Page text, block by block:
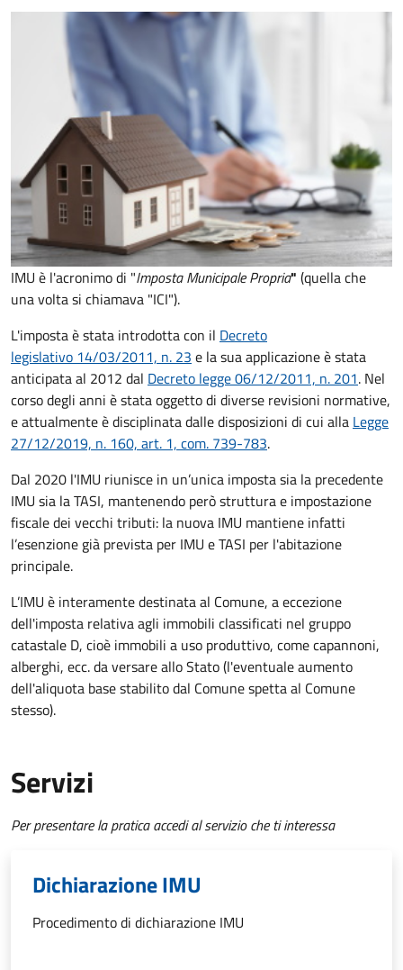
IMU è l'acronimo di "Imposta Municipale Propria" (quella che
una volta si chiamava "ICI").
L'imposta è stata introdotta con il Decreto
legislativo 14/03/2011, n. 23 e la sua applicazione è stata
anticipata al 2012 dal Decreto legge 06/12/2011, n. 201. Nel
corso degli anni è stata oggetto di diverse revisioni normative,
e attualmente è disciplinata dalle disposizioni di cui alla Legge
27/12/2019, n. 160, art. 1, com. 739-783.
Dal 2020 l'IMU riunisce in un’unica imposta sia la precedente
IMU sia la TASI, mantenendo però struttura e impostazione
fiscale dei vecchi tributi: la nuova IMU mantiene infatti
l’esenzione già prevista per IMU e TASI per l'abitazione
principale.
L’IMU è interamente destinata al Comune, a eccezione
dell'imposta relativa agli immobili classificati nel gruppo
catastale D, cioè immobili a uso produttivo, come capannoni,
alberghi, ecc. da versare allo Stato (l'eventuale aumento
dell'aliquota base stabilito dal Comune spetta al Comune
stesso).
Servizi
Per presentare la pratica accedi al servizio che ti interessa
Dichiarazione IMU
Procedimento di dichiarazione IMU